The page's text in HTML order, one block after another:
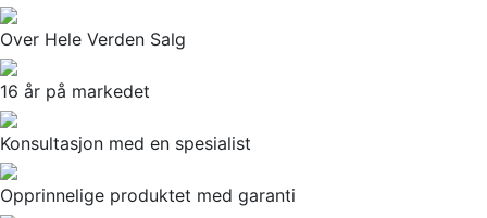
Over Hele Verden Salg
16 år på markedet
Konsultasjon med en spesialist
Opprinnelige produktet med garanti